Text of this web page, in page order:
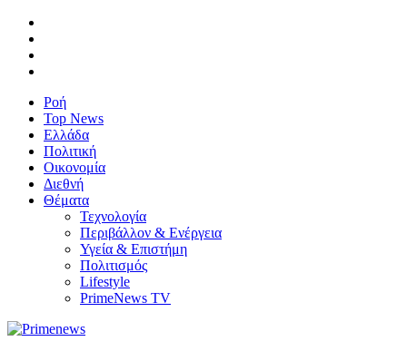
Ροή
Top News
Ελλάδα
Πολιτική
Οικονομία
Διεθνή
Θέματα
Τεχνολογία
Περιβάλλον & Ενέργεια
Υγεία & Επιστήμη
Πολιτισμός
Lifestyle
PrimeNews TV